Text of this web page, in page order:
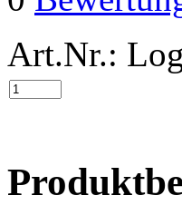
Art.Nr.: